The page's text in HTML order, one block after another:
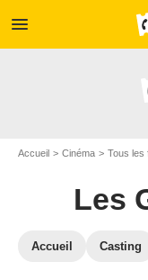
menu
Accueil Cinéma Tous les
Les
Accueil Casting